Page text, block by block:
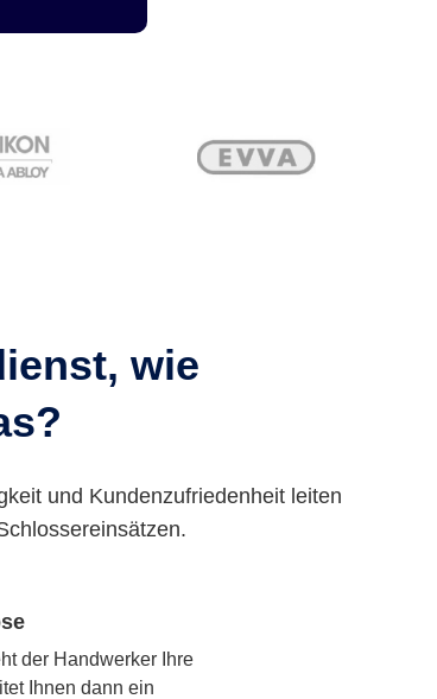
wie
und Kundenzufriedenheit leiten
der Handwerker Ihre
Ihnen dann ein